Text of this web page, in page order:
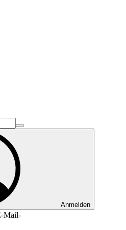
Anmelden
Mail-